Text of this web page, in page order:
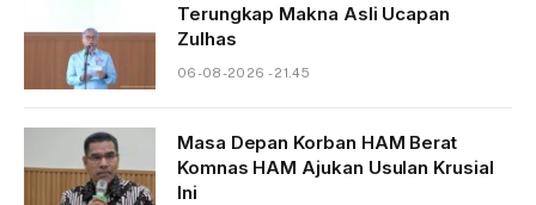
Terungkap Makna Asli Ucapan
Zulhas
06-08-2026 - 21.45
Masa Depan Korban HAM Berat
Komnas HAM Ajukan Usulan Krusial
Ini